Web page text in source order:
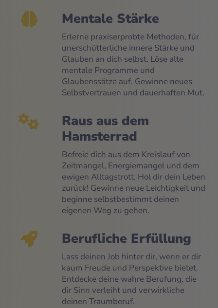
Mentale Stärke
Erlerne praxiserprobte Methoden, für
unerschütterliche innere Stärke und
Glauben an dich selbst. Löse alte
mentale Programme und
Glaubenssätze auf. Gewinne neues
Selbstvertrauen und dauerhaften Mut.
Raus aus dem
Hamsterrad
Befreie dich aus dem Kreislauf von
Zeitmangel, Energiemangel und dem
ewigen Alltagstrott. Hol dir dein Leben
zurück! Gewinne neue Leichtigkeit und
beginne selbstbestimmt deinen
eigenen Weg zu gehen.
Berufliche Erfüllung
Lass deinen Job hinter dir, wenn er dir
kaum Freude und Perspektive bietet.
Entdecke deine wahre Berufung, die
dir Sinn verleiht und verwirkliche
deinen Traumberuf.